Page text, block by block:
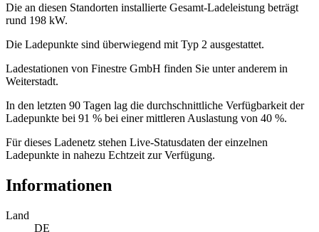
Die an diesen Standorten installierte Gesamt-Ladeleistung beträgt
rund 198 kW.
Die Ladepunkte sind überwiegend mit Typ 2 ausgestattet.
Ladestationen von Finestre GmbH finden Sie unter anderem in
Weiterstadt.
In den letzten 90 Tagen lag die durchschnittliche Verfügbarkeit der
Ladepunkte bei 91 % bei einer mittleren Auslastung von 40 %.
Für dieses Ladenetz stehen Live-Statusdaten der einzelnen
Ladepunkte in nahezu Echtzeit zur Verfügung.
Informationen
Land
DE